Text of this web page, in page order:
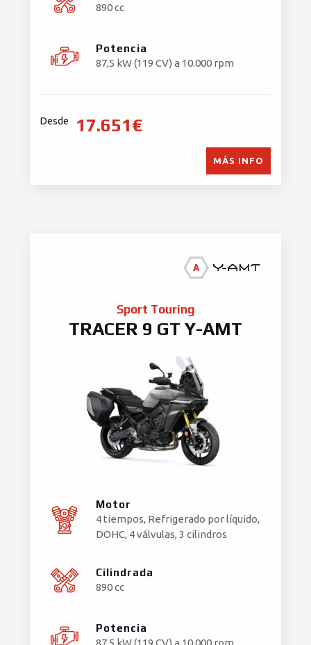
890 cc
Potencia
87,5 kW (119 CV) a 10.000 rpm
Desde 17.651€
MÁS INFO
Sport Touring
TRACER 9 GT Y-AMT
Motor
4 tiempos, Refrigerado por líquido,
DOHC, 4 válvulas, 3 cilindros
Cilindrada
890 cc
Potencia